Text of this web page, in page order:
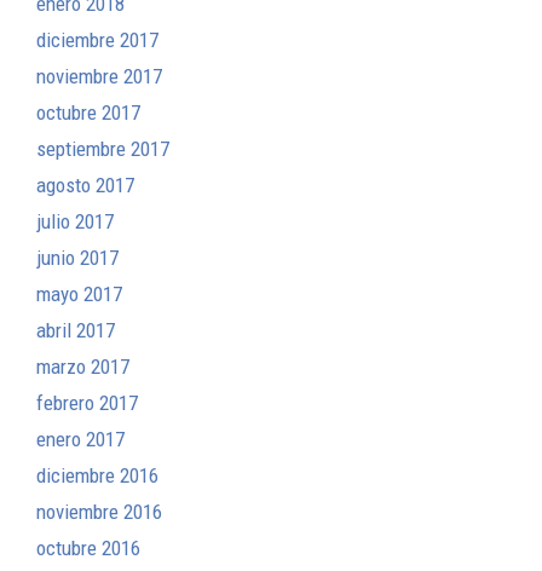
diciembre 2017
noviembre 2017
octubre 2017
septiembre 2017
agosto 2017
julio 2017
junio 2017
mayo 2017
abril 2017
marzo 2017
febrero 2017
enero 2017
diciembre 2016
noviembre 2016
octubre 2016